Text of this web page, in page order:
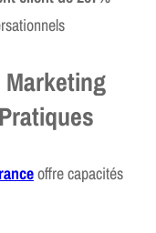
offre capacités